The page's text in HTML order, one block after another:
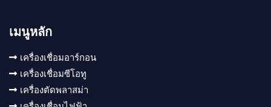
เมนูหลัก
เครื่องเชื่อมอาร์กอน
เครื่องเชื่อมซีโอทู
เครื่องตัดพลาสม่า